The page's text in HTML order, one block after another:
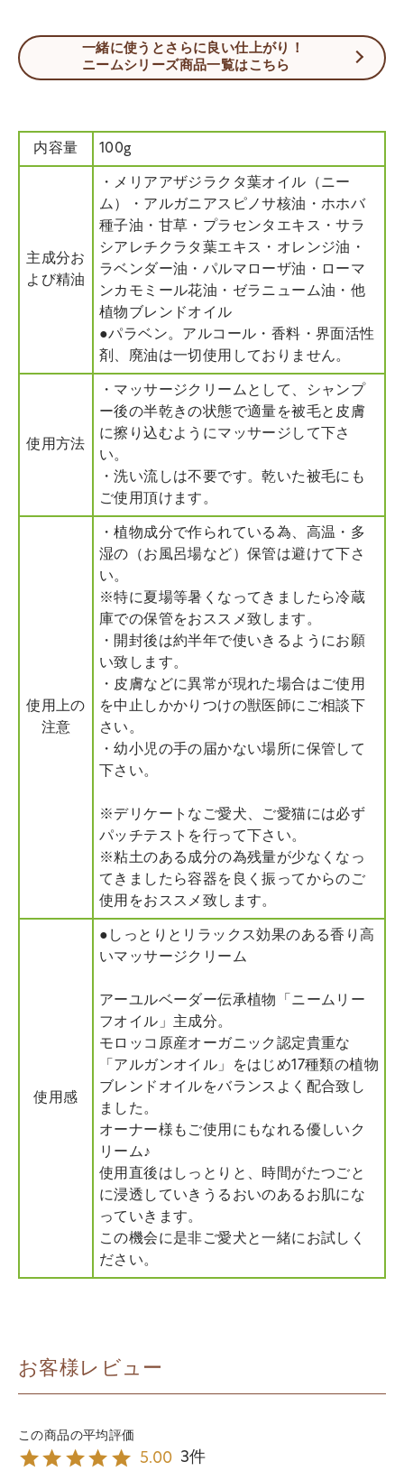
一緒に使うとさらに良い仕上がり！
ニームシリーズ商品一覧はこちら
内容量 100g
主成分お
よび精油
・メリアアザジラクタ葉オイル（ニー
ム）・アルガニアスピノサ核油・ホホバ
種子油・甘草・プラセンタエキス・サラ
シアレチクラタ葉エキス・オレンジ油・
ラベンダー油・パルマローザ油・ローマ
ンカモミール花油・ゼラニューム油・他
植物ブレンドオイル
●パラベン。アルコール・香料・界面活性
剤、廃油は一切使用しておりません。
使用方法
・マッサージクリームとして、シャンプ
ー後の半乾きの状態で適量を被毛と皮膚
に擦り込むようにマッサージして下さ
い。
・洗い流しは不要です。乾いた被毛にも
ご使用頂けます。
使用上の
注意
・植物成分で作られている為、高温・多
湿の（お風呂場など）保管は避けて下さ
い。
※特に夏場等暑くなってきましたら冷蔵
庫での保管をおススメ致します。
・開封後は約半年で使いきるようにお願
い致します。
・皮膚などに異常が現れた場合はご使用
を中止しかかりつけの獣医師にご相談下
さい。
・幼小児の手の届かない場所に保管して
下さい。
※デリケートなご愛犬、ご愛猫には必ず
パッチテストを行って下さい。
※粘土のある成分の為残量が少なくなっ
てきましたら容器を良く振ってからのご
使用をおススメ致します。
使用感
●しっとりとリラックス効果のある香り高
いマッサージクリーム
アーユルベーダー伝承植物「ニームリー
フオイル」主成分。
モロッコ原産オーガニック認定貴重な
「アルガンオイル」をはじめ17種類の植物
ブレンドオイルをバランスよく配合致し
ました。
オーナー様もご使用にもなれる優しいク
リーム♪
使用直後はしっとりと、時間がたつごと
に浸透していきうるおいのあるお肌にな
っていきます。
この機会に是非ご愛犬と一緒にお試しく
ださい。
お客様レビュー
5.00 3